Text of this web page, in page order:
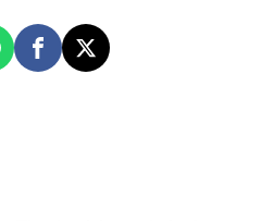
gala in de Basiliek 🪩